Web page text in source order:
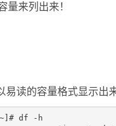
量来列出来！
易读的容量格式显示出
~]# df -h